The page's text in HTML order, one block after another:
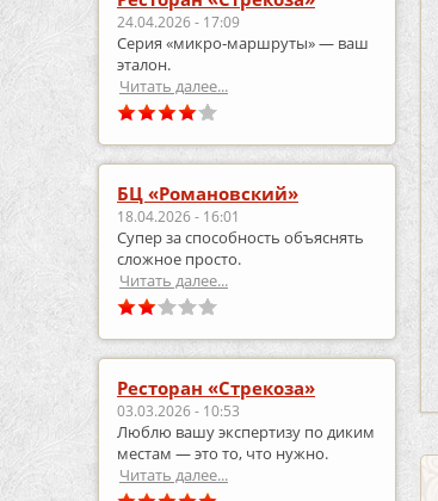
24.04.2026 - 17:09
Серия «микро‑маршруты» — ваш
эталон.
Читать далее...
БЦ «Романовский»
18.04.2026 - 16:01
Супер за способность объяснять
сложное просто.
Читать далее...
Ресторан «Стрекоза»
03.03.2026 - 10:53
Люблю вашу экспертизу по диким
местам — это то, что нужно.
Читать далее...